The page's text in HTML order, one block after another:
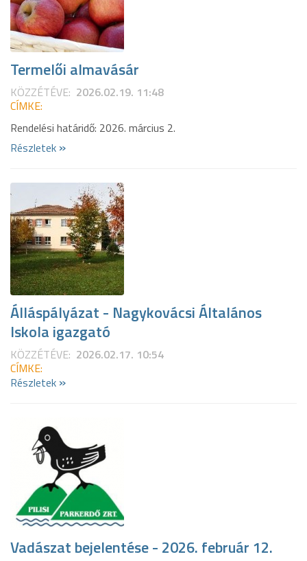
Termelői almavásár
KÖZZÉTÉVE: 2026.02.19. 11:48
CÍMKE:
Rendelési határidő: 2026. március 2.
Részletek »
Álláspályázat - Nagykovácsi Általános
Iskola igazgató
KÖZZÉTÉVE: 2026.02.17. 10:54
CÍMKE:
Részletek »
Vadászat bejelentése - 2026. február 12.